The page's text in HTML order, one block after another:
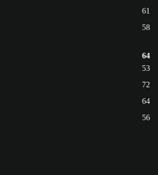
61
58
64
53
72
64
56